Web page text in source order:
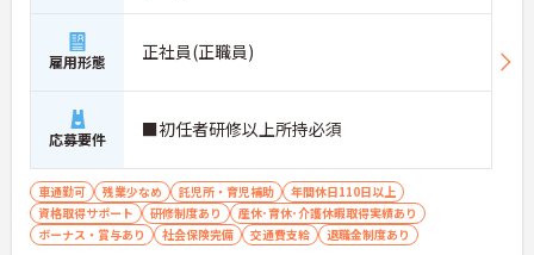
雇用形態 正社員(正職員)
応募要件 ■初任者研修以上所持必須
車通勤可 残業少なめ 託児所・育児補助
年間休日110日以上
資格取得サポート
研修制度あり
産休･育休･介護休暇取得実績あり
ボーナス・賞与あり
社会保険完備 交通費支給 退職金制度あり